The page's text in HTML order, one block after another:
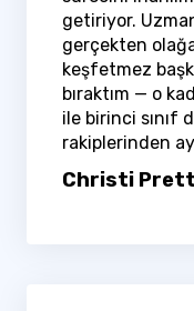
getiriyor.
gerçekten
keşfetmez
bıraktım — o
ile birinci sınıf
rakiplerinden
Christi